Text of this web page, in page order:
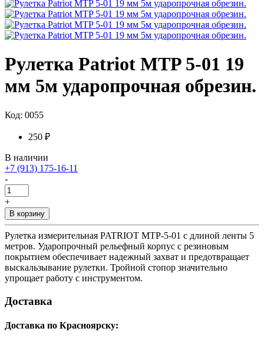
Рулетка Patriot MTP 5-01 19
мм 5м ударопрочная обрезин.
Код: 0055
250 ₽
В наличии
+7 (913) 175-16-11
-
+
В корзину
Рулетка измерительная PATRIOT MTР-5-01 с длиной ленты 5
метров. Ударопрочный рельефный корпус с резиновым
покрытием обеспечивает надежный захват и предотвращает
выскальзывание рулетки. Тройной стопор значительно
упрощает работу с инструментом.
Доставка
Доставка по Красноярску: